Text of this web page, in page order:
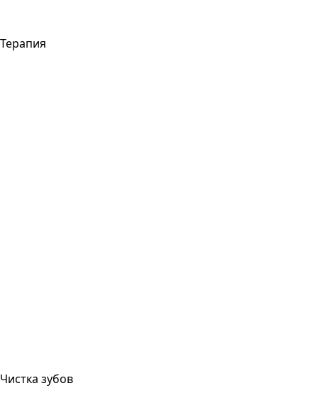
Терапия
Чистка зубов